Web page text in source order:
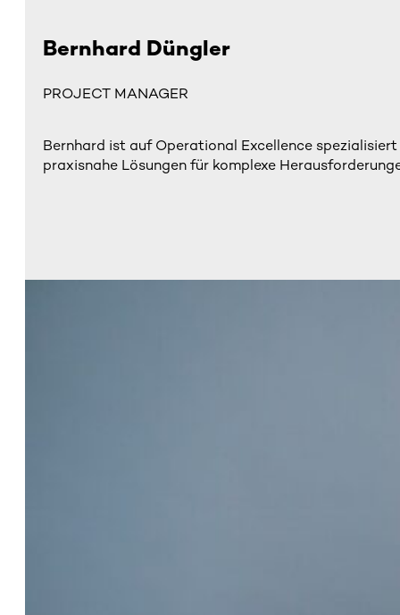
Bernhard Düngler
PROJECT MANAGER
Bernhard ist auf Operational Excellence
praxisnahe Lösungen für komplexe